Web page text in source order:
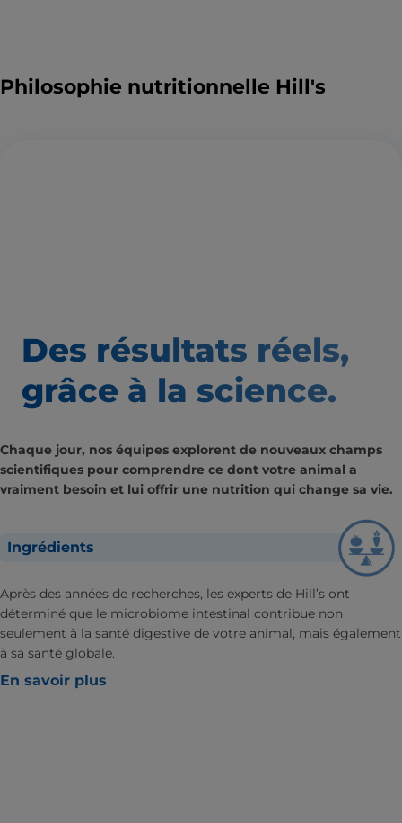
Philosophie nutritionnelle Hill's
Des résultats réels,
grâce à la science.
Chaque jour, nos équipes explorent de nouveaux champs
scientifiques pour comprendre ce dont votre animal a
vraiment besoin et lui offrir une nutrition qui change sa vie.
Ingrédients
Après des années de recherches, les experts de Hill’s ont
déterminé que le microbiome intestinal contribue non
seulement à la santé digestive de votre animal, mais également
à sa santé globale.
En savoir plus